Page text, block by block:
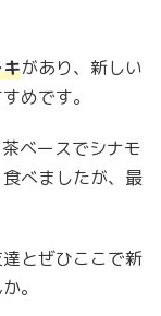
があり、新しい
めです。
ベースでシナモ
べましたが、最
とぜひここで新
。